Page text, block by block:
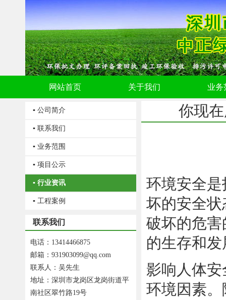
网站首页 关于我们 业务
▪ 公司简介
▪ 联系我们
▪ 业务范围
▪ 项目公示
▪ 行业资讯
▪ 工程案例
联系我们
电话：13414466875
邮箱：931903099@qq.com
联系人：吴先生
地址：深圳市龙岗区龙岗街道平
南社区翠竹路19号
你现
环境安全
坏的安全
破坏的危
的生存和
影响人体
环境因素